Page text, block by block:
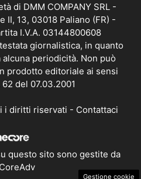
di DMM COMPANY SRL -
II, 13, 03018 Paliano (FR) -
I.V.A. 03144800608
giornalistica, in quanto
periodicità. Non può
prodotto editoriale ai sensi
del 07.03.2001
i diritti riservati - Contattaci
questo sito sono gestite da
Gestione cookie